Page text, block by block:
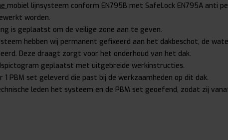
mobiel lijnsysteem conform EN795B met SafeLock EN795A anti
worden.
is geplaatst om de veilige zone aan te geven.
hebben wij permanent gefixeerd aan het dakbeschot, de
Deze draagt zorgt voor het onderhoud van het dak.
geplaatst met uitgebreide werkinstructies.
1 PBM set geleverd die past bij de werkzaamheden op dit dak.
leden het systeem en de PBM set geoefend, zodat zij